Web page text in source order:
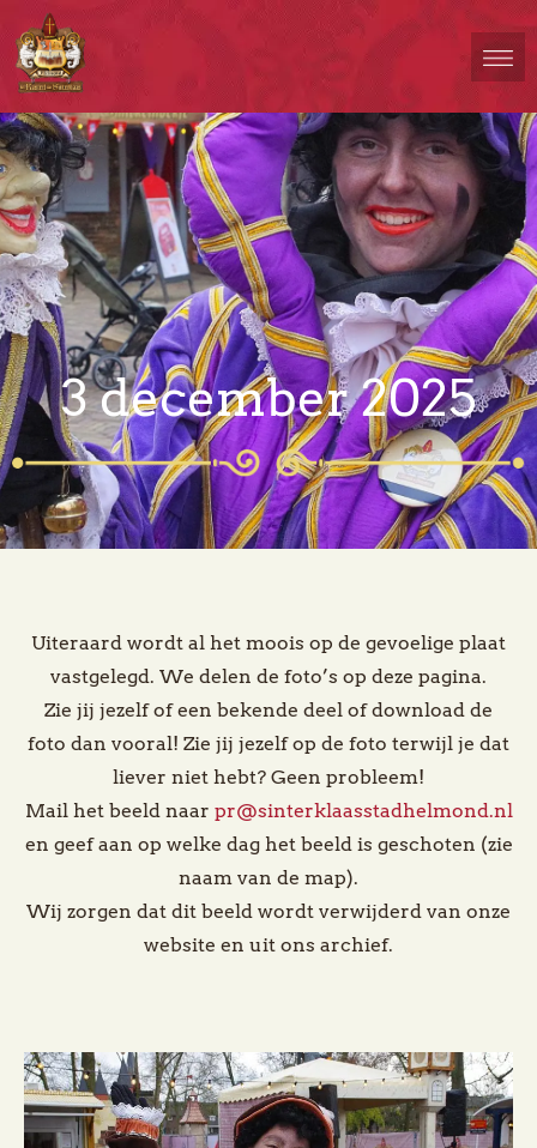
3 december 2025
Uiteraard wordt al het moois op de gevoelige plaat
vastgelegd. We delen de foto’s op deze pagina.
Zie jij jezelf of een bekende deel of download de
foto dan vooral! Zie jij jezelf op de foto terwijl je dat
liever niet hebt? Geen probleem!
Mail het beeld naar pr@sinterklaasstadhelmond.nl
en geef aan op welke dag het beeld is geschoten (zie
naam van de map).
Wij zorgen dat dit beeld wordt verwijderd van onze
website en uit ons archief.